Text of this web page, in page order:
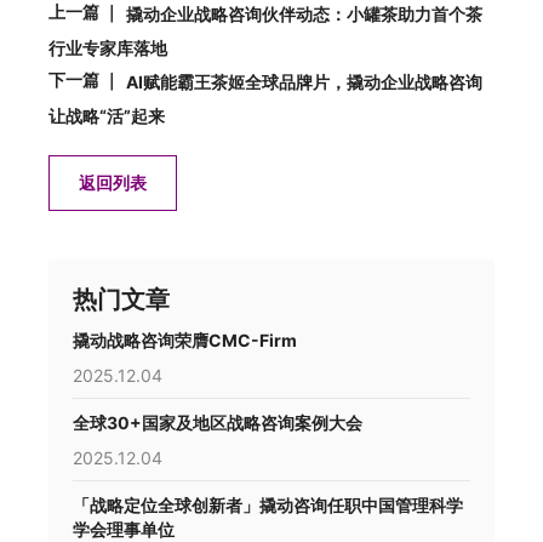
上一篇 ｜
撬动企业战略咨询伙伴动态：小罐茶助力首个茶
行业专家库落地
下一篇 ｜
AI赋能霸王茶姬全球品牌片，撬动企业战略咨询
让战略“活”起来
返回列表
热门文章
撬动战略咨询荣膺CMC-Firm
2025.12.04
全球30+国家及地区战略咨询案例大会
2025.12.04
「战略定位全球创新者」撬动咨询任职中国管理科学
学会理事单位